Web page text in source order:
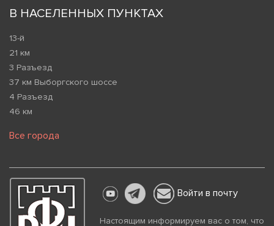
В НАСЕЛЕННЫХ ПУНКТАХ
13-й
21 км
3 Разъезд
37 км Выборгского шоссе
4 Разъезд
46 км
Все города
Войти в почту
Настоящим информируем вас о том, что